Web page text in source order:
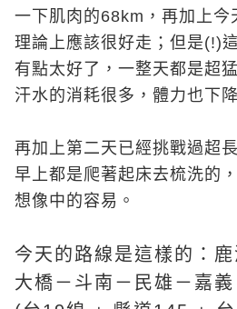
一下肌肉的68km，再加上今
理論上應該很好走；但是(!)
有點太好了，一整天都是超
汗水的消耗很多，體力也下
再加上第二天已經挑戰過超
早上都是爬著起床去梳洗的
想像中的容易。
今天的路線是這樣的：
大橋－斗南－民雄－嘉義